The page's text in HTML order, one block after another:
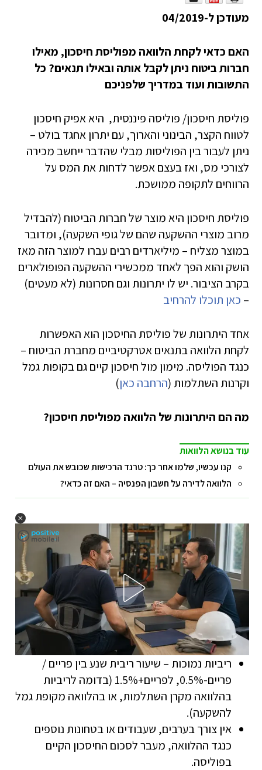
מעודכן ל-04/2019
האם כדאי לקחת הלוואה מפוליסת חיסכון, מאילו
חברות ביטוח ניתן לקבל אותה ובאילו תנאים? כל
התשובות ועוד במדריך שלפניכם
פוליסת חיסכון/ פוליסה פיננסית, היא אפיק חיסכון
לטווח הקצר, הבינוני והארוך, עם יתרון אחגד בולט –
ניתן לעבור בין הפוליסות מבלי שהדבר ייחשב מכירה
לצורכי מס, ואז בעצם אפשר לדחות את המס על
הרווחים לתקופה ממושכת.
פוליסת חיסכון היא מוצר של חברות הביטוח (להבדיל
מרוב מוצרי ההשקעה שהם של גופי השקעה), ומדובר
במוצר מצליח – מיליארדים רבים עברו למוצר הזה מאז
הושק והוא הפך לאחד ממכשירי ההשקעה הפופולארים
בקרב הציבור. יש לו יתרונות וגם חסרונות (לא מעטים)
– כאן תוכלו להרחיב
אחד היתרונות של פוליסת החיסכון הוא האפשרות
לקחת הלוואה בתנאים אטרקטיביים מחברת הביטוח –
כנגד הפוליסה. מימון מול חיסכון קיים גם בקופות גמל
וקרנות השתלמות (הרחבה כאן)
מה הם היתרונות של הלוואה מפוליסת חיסכון?
עוד בנושא הלוואות
קנו עכשיו, שלמו אחר כך: טרנד הרכישות שכובש את העולם
הלוואה לדירה על חשבון הפנסיה – האם זה כדאי?
ריביות נמוכות – שיעור ריבית שנע בין פריים /
פריים-0.5%, לפריים+1.5% (בדומה לריביות
בהלוואה מקרן השתלמות, או בהלוואה מקופת גמל
להשקעה).
אין צורך בערבים, שעבודים או בטחונות נוספים
כנגד ההלוואה, מעבר לסכום החיסכון הקיים
בפוליסה.